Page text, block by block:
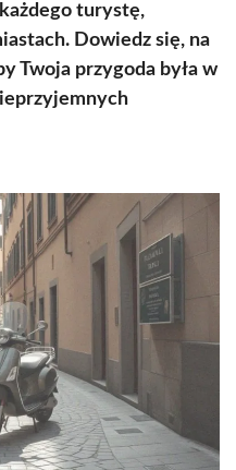
turystę,
Dowiedz się, na
Twoja przygoda była w